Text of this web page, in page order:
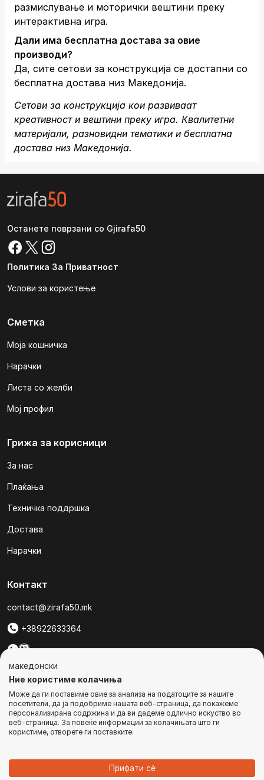
размислување и моторички вештини преку
интерактивна игра.
Дали има бесплатна достава за овие
производи?
Да, сите сетови за конструкција се достапни со
бесплатна достава низ Македонија.
Сетови за конструкција кои развиваат
креативност и вештини преку игра. Квалитетни
материјали, разновидни тематики и бесплатна
достава низ Македонија.
Останете поврзани со Gjirafa50
Политика За Приватност
Услови за користење
Сметка
Моја кошничка
Нарачки
Листа со желби
Мој профил
Грижа за корисници
За нас
Плаќања
Техничка поддршка
Достава
Нарачки
Контакт
contact@zirafa50.mk
+38922633364
b2b@zirafa50.mk
Jадранска Магистрала 86, Skopje, North Macedonia
© Сите права се задржани
македонски
Ние користиме колачиња
Може да ги поставиме овие за анализа на податоците за нашите
посетители, да ја подобриме нашата веб-страница, да покажеме
персонализирана содржина и да ви дадеме одлично искуство во
веб-страница. За повеќе информации за колачињата што ги
користиме, отворете ги поставките.
Прифати сѐ